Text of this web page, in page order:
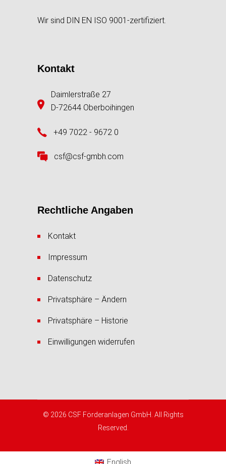
Wir sind DIN EN ISO 9001-zertifiziert.
Kontakt
Daimlerstraße 27
D-72644 Oberboihingen
+49 7022 - 9672 0
csf@csf-gmbh.com
Rechtliche Angaben
Kontakt
Impressum
Datenschutz
Privatsphäre – Ändern
Privatsphäre – Historie
Einwilligungen widerrufen
© 2026 CSF Förderanlagen GmbH. All Rights
Reserved.